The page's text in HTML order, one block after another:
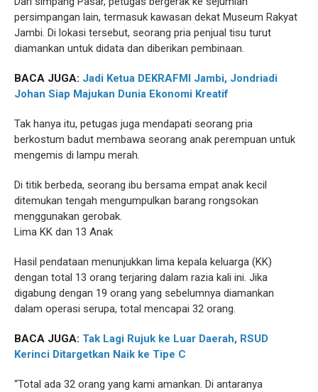
persimpangan lain, termasuk kawasan dekat Museum Rakyat
Jambi. Di lokasi tersebut, seorang pria penjual tisu turut
diamankan untuk didata dan diberikan pembinaan.
BACA JUGA: Jadi Ketua DEKRAFMI Jambi, Jondriadi
Johan Siap Majukan Dunia Ekonomi Kreatif
Tak hanya itu, petugas juga mendapati seorang pria
berkostum badut membawa seorang anak perempuan untuk
mengemis di lampu merah.
Di titik berbeda, seorang ibu bersama empat anak kecil
ditemukan tengah mengumpulkan barang rongsokan
menggunakan gerobak.
Lima KK dan 13 Anak
Hasil pendataan menunjukkan lima kepala keluarga (KK)
dengan total 13 orang terjaring dalam razia kali ini. Jika
digabung dengan 19 orang yang sebelumnya diamankan
dalam operasi serupa, total mencapai 32 orang.
BACA JUGA: Tak Lagi Rujuk ke Luar Daerah, RSUD
Kerinci Ditargetkan Naik ke Tipe C
“Total ada 32 orang yang kami amankan. Di antaranya